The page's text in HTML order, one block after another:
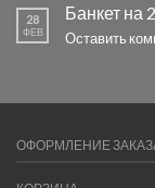
28
ФЕВ
Банкет на
Оставить
ОФОРМЛЕНИЕ